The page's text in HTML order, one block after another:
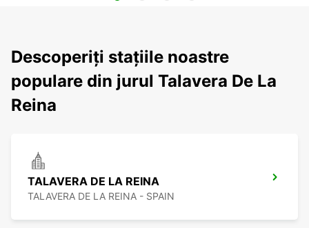
Descoperiți stațiile noastre
populare din jurul Talavera De La
Reina
TALAVERA DE LA REINA
TALAVERA DE LA REINA - SPAIN